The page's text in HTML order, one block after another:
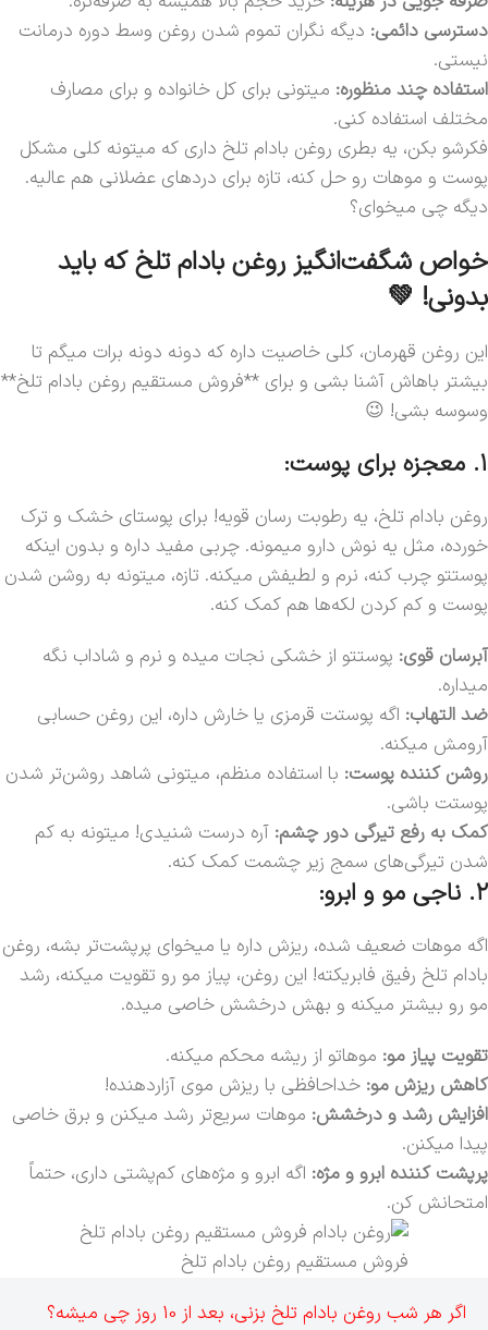
دسترسی دائمی: دیگه نگران تموم شدن روغن وسط دوره‌ درمانت
نیستی.
استفاده چند منظوره: میتونی برای کل خانواده و برای مصارف
مختلف استفاده کنی.
فکرشو بکن، یه بطری روغن بادام تلخ داری که میتونه کلی مشکل
پوست و موهات رو حل کنه، تازه برای دردهای عضلانی هم عالیه.
دیگه چی میخوای؟
خواص شگفت‌انگیز روغن بادام تلخ که باید
بدونی! 💚
این روغن قهرمان، کلی خاصیت داره که دونه دونه برات میگم تا
بیشتر باهاش آشنا بشی و برای **فروش مستقیم روغن بادام تلخ**
وسوسه بشی! 😉
۱. معجزه برای پوست:
روغن بادام تلخ، یه رطوبت رسان قویه! برای پوستای خشک و ترک
خورده، مثل یه نوش دارو میمونه. چربی مفید داره و بدون اینکه
پوستتو چرب کنه، نرم و لطیفش میکنه. تازه، میتونه به روشن شدن
پوست و کم کردن لکه‌ها هم کمک کنه.
آبرسان قوی: پوستتو از خشکی نجات میده و نرم و شاداب نگه
میداره.
ضد التهاب: اگه پوستت قرمزی یا خارش داره، این روغن حسابی
آرومش میکنه.
روشن کننده پوست: با استفاده منظم، میتونی شاهد روشن‌تر شدن
پوستت باشی.
کمک به رفع تیرگی دور چشم: آره درست شنیدی! میتونه به کم
شدن تیرگی‌های سمج زیر چشمت کمک کنه.
۲. ناجی مو و ابرو:
اگه موهات ضعیف شده، ریزش داره یا میخوای پرپشت‌تر بشه، روغن
بادام تلخ رفیق فابریکته! این روغن، پیاز مو رو تقویت میکنه، رشد
مو رو بیشتر میکنه و بهش درخشش خاصی میده.
تقویت پیاز مو: موهاتو از ریشه محکم میکنه.
کاهش ریزش مو: خداحافظی با ریزش موی آزاردهنده!
افزایش رشد و درخشش: موهات سریع‌تر رشد میکنن و برق خاصی
پیدا میکنن.
پرپشت کننده ابرو و مژه: اگه ابرو و مژه‌های کم‌پشتی داری، حتماً
امتحانش کن.
فروش مستقیم روغن بادام تلخ
اگر هر شب روغن بادام تلخ بزنی، بعد از 10 روز چی میشه؟